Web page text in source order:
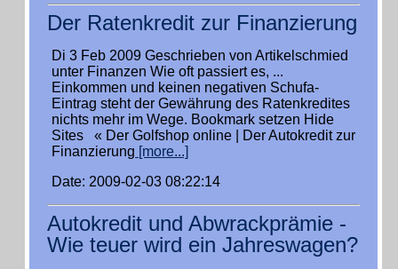
Der Ratenkredit zur Finanzierung
Di 3 Feb 2009 Geschrieben von Artikelschmied
unter Finanzen Wie oft passiert es, ...
Einkommen und keinen negativen Schufa-
Eintrag steht der Gewährung des Ratenkredites
nichts mehr im Wege. Bookmark setzen Hide
Sites « Der Golfshop online | Der Autokredit zur
Finanzierung [more...]
Date: 2009-02-03 08:22:14
Autokredit und Abwrackprämie -
Wie teuer wird ein Jahreswagen?